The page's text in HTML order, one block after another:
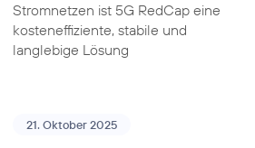
Stromnetzen ist 5G RedCap eine
kosteneffiziente, stabile und
langlebige Lösung
21. Oktober 2025